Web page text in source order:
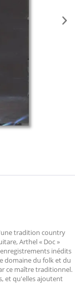
tradition country
Arthel « Doc »
inédits
domaine du folk et du
ce maître traditionnel.
et qu'elles ajoutent